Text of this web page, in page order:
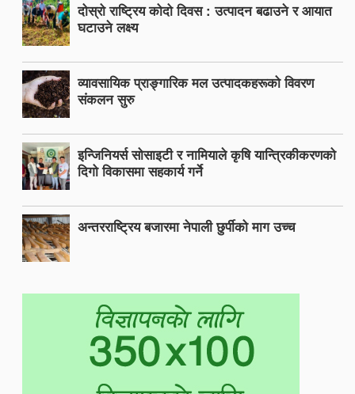
दोस्रो राष्ट्रिय कोदो दिवस : उत्पादन बढाउने र आयात
घटाउने लक्ष्य
व्यावसायिक प्राङ्गारिक मल उत्पादकहरूको विवरण
संकलन सुरु
इन्जिनियर्स सोसाइटी र नामियाले कृषि यान्त्रिकीकरणको
दिगो विकासमा सहकार्य गर्ने
अन्तरराष्ट्रिय बजारमा नेपाली छुर्पीको माग उच्च